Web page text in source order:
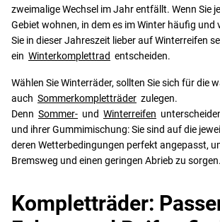
zweimalige Wechsel im Jahr entfällt. Wenn Sie
Gebiet wohnen, in dem es im Winter häufig und
Sie in dieser Jahreszeit lieber auf Winterreifen
ein Winterkomplettrad entscheiden.
Wählen Sie Winterräder, sollten Sie sich für die
auch Sommerkompletträder zulegen.
Denn Sommer- und Winterreifen
und ihrer Gummimischung: Sie sind auf die
deren Wetterbedingungen perfekt angepasst,
Bremsweg und einen geringen Abrieb zu sorgen.
Kompletträder: